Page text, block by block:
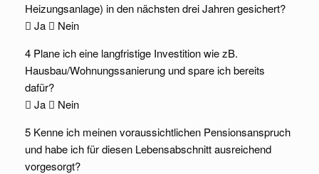
Heizungsanlage) in den nächsten drei Jahren gesichert?
 Ja  Nein
4 Plane ich eine langfristige Investition wie zB.
Hausbau/Wohnungssanierung und spare ich bereits
dafür?
 Ja  Nein
5 Kenne ich meinen voraussichtlichen Pensionsanspruch
und habe ich für diesen Lebensabschnitt ausreichend
vorgesorgt?